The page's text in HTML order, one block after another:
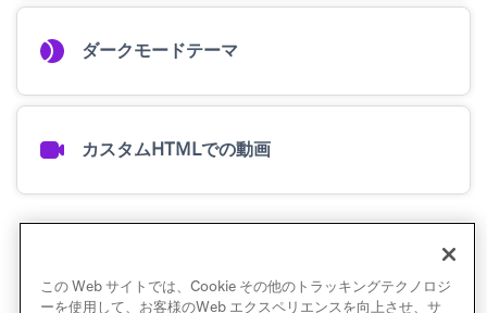
ダークモードテーマ
カスタムHTMLでの動画
その他の記事
この Web サイトでは、Cookie その他のトラッキングテクノロジ
ーを使用して、お客様のWeb エクスペリエンスを向上させ、サ